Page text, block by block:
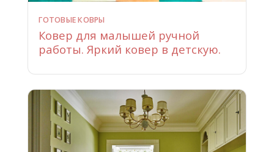
ГОТОВЫЕ КОВРЫ
Ковер для малышей ручной
работы. Яркий ковер в детскую.